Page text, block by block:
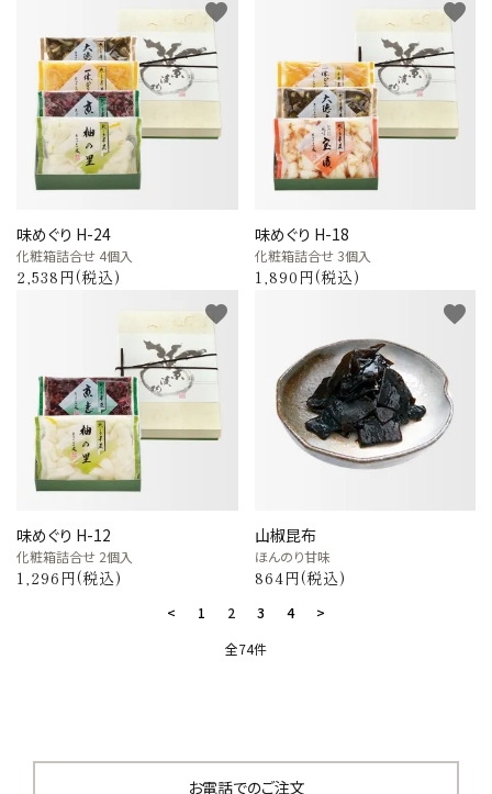
味めぐり H-24
化粧箱詰合せ 4個入
2,538円(税込)
favorite
味めぐり H-18
化粧箱詰合せ 3個入
1,890円(税込)
favorite
味めぐり H-12
化粧箱詰合せ 2個入
1,296円(税込)
favorite
山椒昆布
ほんのり甘味
864円(税込)
favorite
< 1 2 3 4
>
全74件
キーワード
お電話でのご注文